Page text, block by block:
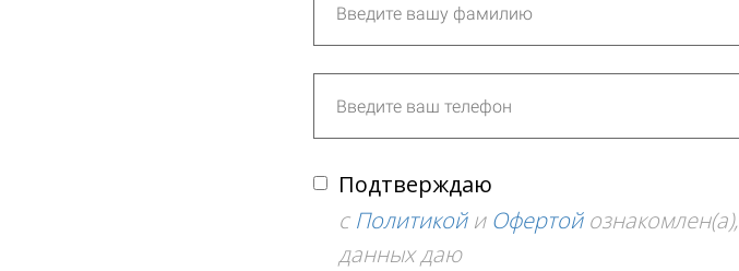
Подтверждаю
с Политикойи Офертойознакомлен(а),
данных даю